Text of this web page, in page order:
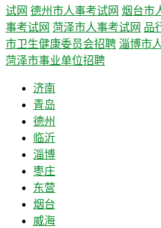
试网 德州市人事考试网 烟台市
事考试网 菏泽市人事考试网 品
市卫生健康委员会招聘 淄博市
菏泽市事业单位招聘
济南
青岛
德州
临沂
淄博
枣庄
东营
烟台
威海